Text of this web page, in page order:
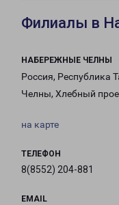
Филиалы в
НАБЕРЕЖНЫЕ ЧЕЛНЫ
Россия, Республика
Челны, Хлебный
на карте
ТЕЛЕФОН
8(8552) 204-881
EMAIL